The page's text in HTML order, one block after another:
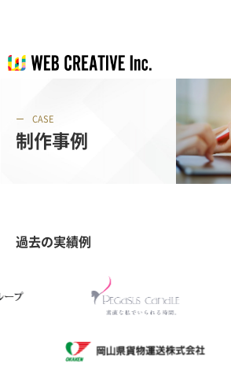
CASE
制作事例
過去の実績例